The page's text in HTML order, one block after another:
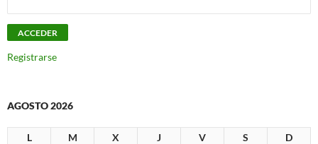
Registrarse
AGOSTO 2026
L M X J V S
D